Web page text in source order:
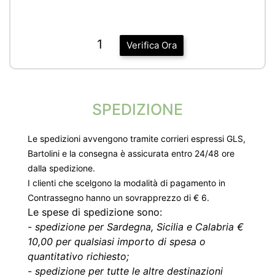
Verifica Ora
1
SPEDIZIONE
Le spedizioni avvengono tramite corrieri espressi GLS,
Bartolini e la consegna è assicurata entro 24/48 ore
dalla spedizione.
I clienti che scelgono la modalità di pagamento in
Contrassegno hanno un sovrapprezzo di € 6.
Le spese di spedizione sono:
- spedizione per Sardegna, Sicilia e Calabria €
10,00 per qualsiasi importo di spesa o
quantitativo richiesto;
- spedizione per tutte le altre destinazioni